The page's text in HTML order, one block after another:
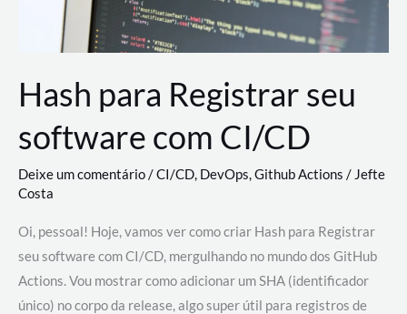
Hash para Registrar seu
software com CI/CD
Deixe um comentário/CI/CD, DevOps,Github Actions /Jefte
Costa
Oi, pessoal! Hoje, vamos ver como criar Hash para Registrar
seu software com CI/CD, mergulhando no mundo dos GitHub
Actions. Vou mostrar como adicionar um SHA (identificador
único) no corpo da release, algo super útil para registros de